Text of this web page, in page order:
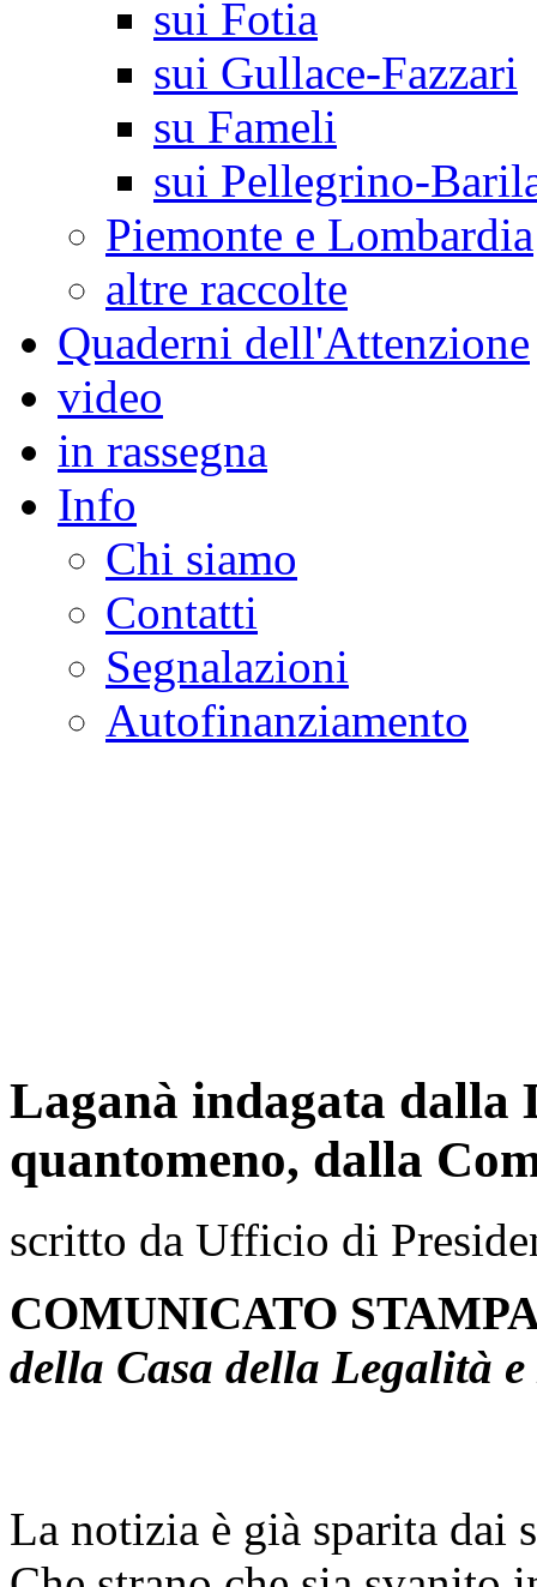
sui Fotia
sui Gullace-Fazzari
su Fameli
sui Pellegrino-
Piemonte e Lombardia
altre raccolte
Quaderni dell'Attenzione
video
in rassegna
Info
Chi siamo
Contatti
Segnalazioni
Autofinanziamento
Laganà indagata dalla
quantomeno, dalla
scritto da Ufficio di
COMUNICATO
della Casa della Legalità
La notizia è già sparita dai